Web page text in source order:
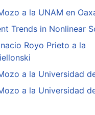
a la UNAM en
Trends in Nonlinear
Royo Prieto a la
a la Universidad
a la Universidad